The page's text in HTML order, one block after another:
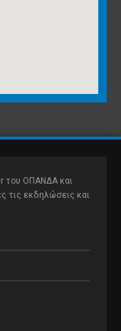
του ΟΠΑΝΔΑ και
τις εκδηλώσεις και